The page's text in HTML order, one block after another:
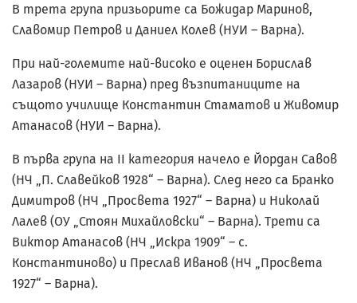
В трета група призьорите са Божидар Маринов,
Славомир Петров и Даниел Колев (НУИ – Варна).
При най-големите най-високо е оценен Борислав
Лазаров (НУИ – Варна) пред възпитаниците на
същото училище Константин Стаматов и Живомир
Атанасов (НУИ – Варна).
В първа група на II категория начело е Йордан Савов
(НЧ „П. Славейков 1928“ – Варна). След него са Бранко
Димитров (НЧ „Просвета 1927“ – Варна) и Николай
Лалев (ОУ „Стоян Михайловски“ – Варна). Трети са
Виктор Атанасов (НЧ „Искра 1909“ – с.
Константиново) и Преслав Иванов (НЧ „Просвета
1927“ – Варна).